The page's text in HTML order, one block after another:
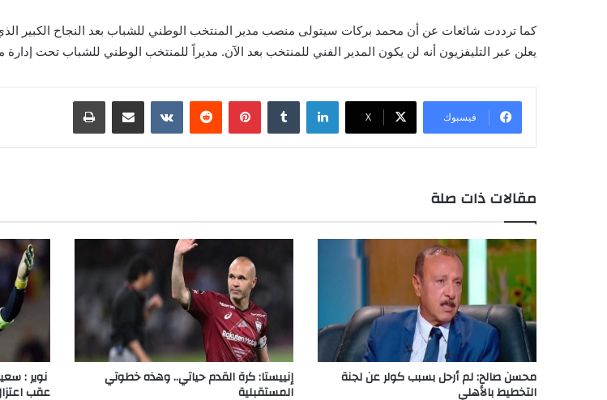
كما ترددت شائعات عن أن محمد بركات سيتولى منصب مدير المنتخب الوطني للشباب بعد النجاح الكبير الذي
يعلن عبر التليفزيون أنه لن يكون المدير الفني للمنتخب بعد الآن. مديراً للمنتخب الوطني للشباب تحت إدارة
فيسبوك X
لينكدإن بينتيريست مشاركة عبر البريد طباعة
مقالات ذات صلة
محسن صالح: لم أرحل بسبب كولر عن لجنة
التخطيط بالأهلي
إنييستا: كرة القدم حياتي.. وهذه خطوتي
المستقبلية
نوير :
عقب